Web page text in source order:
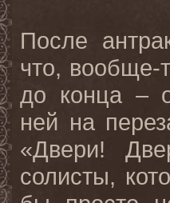
После
что,
до конца –
ней на
«Двери!
солисты,